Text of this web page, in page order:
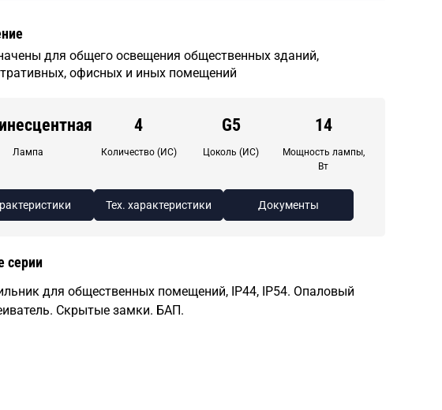
для общего освещения общественных зданий,
офисных и иных помещений
Лампа
4
Количество (ИС)
G5
Цоколь (ИС)
14
Мощность лампы,
Вт
Тех. характеристики Документы
серии
для общественных помещений, IP44, IP54. Опаловый
Скрытые замки. БАП.